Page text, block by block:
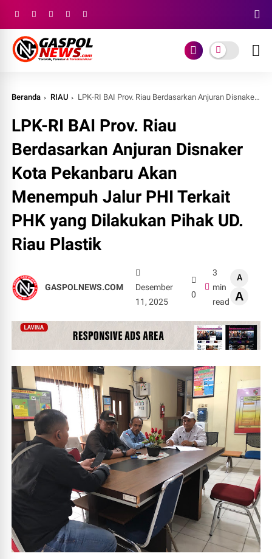
Beranda RIAU LPK-RI BAI Prov. Riau Berdasarkan Anjuran Disnaker Kota Pekanbaru Akan Menempuh Jalur PHI Terkait PHK yang Dilakukan Pihak UD. Riau Plastik
LPK-RI BAI Prov. Riau
Berdasarkan Anjuran Disnaker
Kota Pekanbaru Akan
Menempuh Jalur PHI Terkait
PHK yang Dilakukan Pihak UD.
Riau Plastik
GASPOLNEWS.COM
Desember
11, 2025
0
3
min
read
A
A